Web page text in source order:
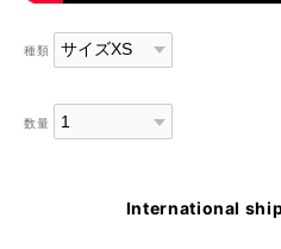
種類
数量
International